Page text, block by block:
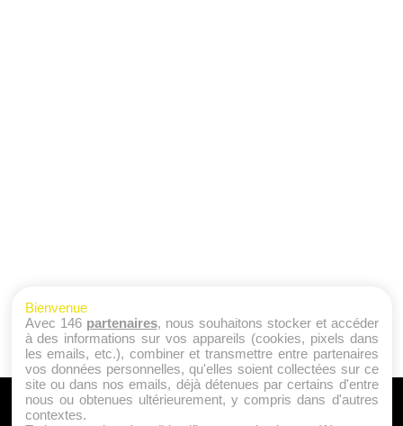
A PROPOS
Bienvenue
Avec 146 partenaires, nous souhaitons stocker et accéder
à des informations sur vos appareils (cookies, pixels dans
les emails, etc.), combiner et transmettre entre partenaires
vos données personnelles, qu'elles soient collectées sur ce
site ou dans nos emails, déjà détenues par certains d'entre
nous ou obtenues ultérieurement, y compris dans d'autres
contextes.